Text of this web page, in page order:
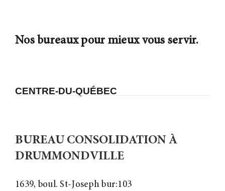
Nos bureaux pour mieux vous servir.
CENTRE-DU-QUÉBEC
BUREAU CONSOLIDATION À
DRUMMONDVILLE
1639, boul. St-Joseph bur:103